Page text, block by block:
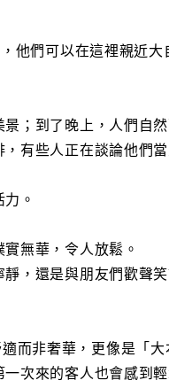
他們可以在這裡親近
；到了晚上，人們自
有些人正在談論他們
。
無華，令人放鬆。
，還是與朋友們歡聲
而非奢華，更像是「大
次來的客人也會感到輕